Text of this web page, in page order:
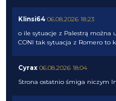
Klinsi64 06.08.2026 18:23
o ile sytuacje z Palestrą
CONI tak sytuacja z Romero to
Cyrax 06.08.2026 18:04
Strona ostatnio śmiga niczym